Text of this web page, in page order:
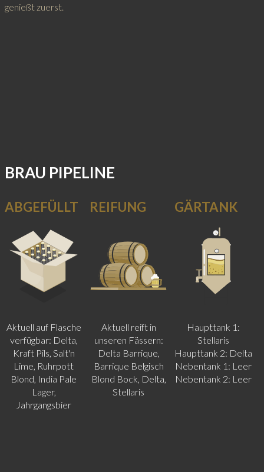
genießt zuerst.
BRAU PIPELINE
GÄRTANK
Haupttank 1:
Stellaris
Haupttank 2: Delta
Nebentank 1: Leer
Nebentank 2: Leer
REIFUNG
Aktuell reift in
unseren Fässern:
Delta Barrique,
Barrique Belgisch
Blond Bock, Delta,
Stellaris
ABGEFÜLLT
Aktuell auf Flasche
verfügbar: Delta,
Kraft Pils, Salt'n
Lime, Ruhrpott
Blond, India Pale
Lager,
Jahrgangsbier